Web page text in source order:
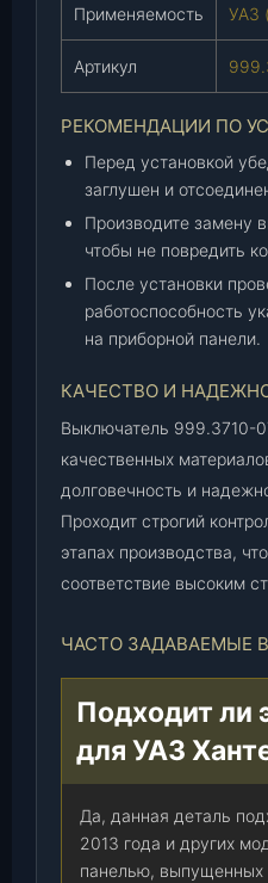
н
е
2
)
ш
т
Применяемость УАЗ
Артикул
РЕКОМЕНДАЦИИ ПО
Перед установкой
заглушен и
Производите замену
чтобы не повредить
После установки
работоспособность
на приборной панели.
КАЧЕСТВО И
Выключатель 999.3710-
качественных
долговечность и
Проходит строгий
этапах производства,
соответствие высоким
ЧАСТО ЗАДАВАЕМЫЕ
Подходит ли
для УАЗ
Да, данная деталь
2013 года и других
панелью, выпущенных